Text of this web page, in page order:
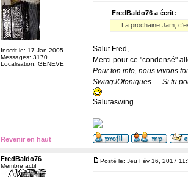
Inscrit le: 17 Jan 2005
Messages: 3170
Localisation: GENEVE
FredBaldo76 a écrit:
.....La prochaine Jam,
Salut Fred,
Merci pour ce "condensé"
Pour ton info, nous vivons
SwingJOtoniques......Si tu
Salutaswing
Revenir en haut
FredBaldo76
Membre actif
Posté le: Jeu Fév 16, 2017